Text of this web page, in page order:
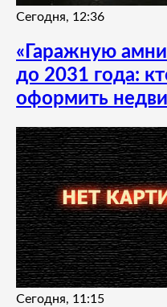
Сегодня, 12:36
«Гаражную
до 2031 года:
оформить
Сегодня, 11:15